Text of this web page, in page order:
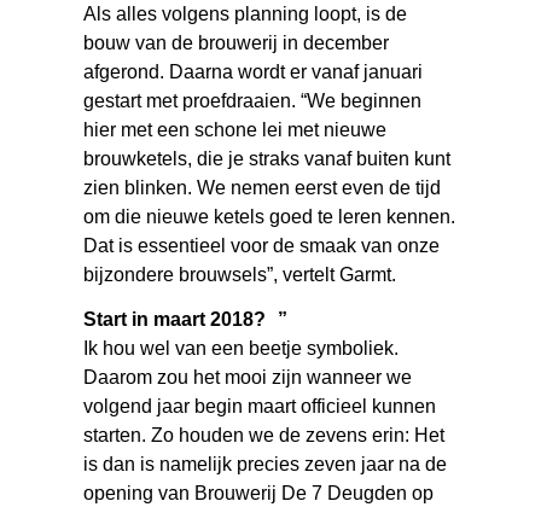
Als alles volgens planning loopt, is de
bouw van de brouwerij in december
afgerond. Daarna wordt er vanaf januari
gestart met proefdraaien. “We beginnen
hier met een schone lei met nieuwe
brouwketels, die je straks vanaf buiten kunt
zien blinken. We nemen eerst even de tijd
om die nieuwe ketels goed te leren kennen.
Dat is essentieel voor de smaak van onze
bijzondere brouwsels”, vertelt Garmt.
Start in maart 2018? ”
Ik hou wel van een beetje symboliek.
Daarom zou het mooi zijn wanneer we
volgend jaar begin maart officieel kunnen
starten. Zo houden we de zevens erin: Het
is dan is namelijk precies zeven jaar na de
opening van Brouwerij De 7 Deugden op